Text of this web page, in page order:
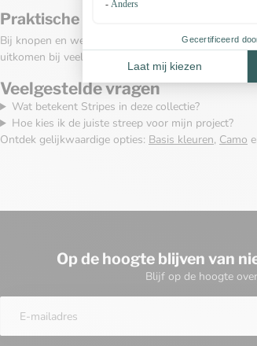
Praktische tips bij verwerken
Bij knopen en weven kunnen strepen 'verschuiven'
uitkomen bij veelvoudige knopen of bij plat
Veelgestelde vragen
Wat betekent Stripes in deze collectie?
Hoe kies ik de juiste streep voor mijn project?
Ontdek gelijkwaardige opties: Basis kleuren, Camo
Op de hoogte blijven van
Blijf op de hoogte